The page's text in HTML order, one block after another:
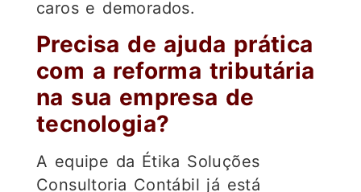
caros e demorados.
Precisa de ajuda prática
com a reforma tributária
na sua empresa de
tecnologia?
A equipe da Étika Soluções
Consultoria Contábil já está